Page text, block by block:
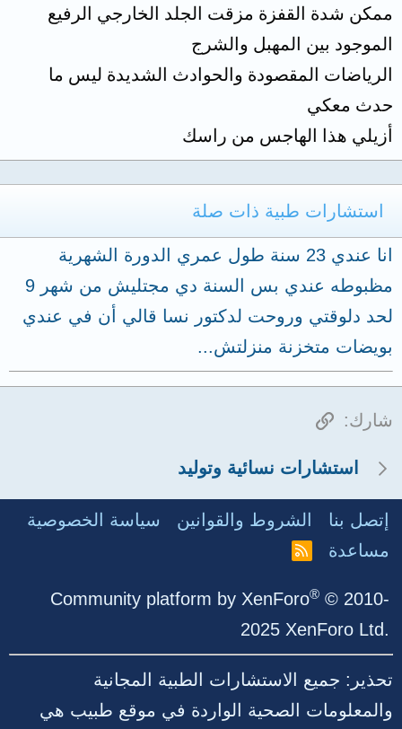
ممكن شدة القفزة مزقت الجلد الخارجي الرفيع
الموجود بين المهبل والشرج
الرياضات المقصودة والحوادث الشديدة ليس ما
حدث معكي
أزيلي هذا الهاجس من راسك
استشارات طبية ذات صلة
انا عندي 23 سنة طول عمري الدورة الشهرية
مظبوطه عندي بس السنة دي مجتليش من شهر 9
لحد دلوقتي وروحت لدكتور نسا قالي أن في عندي
بويضات متخزنة منزلتش...
شارك: الرابط
استشارات نسائية وتوليد
إتصل بنا الشروط والقوانين
سياسة الخصوصية
مساعدة
R
S
Community platform by XenForo® © 2010-
2025 XenForo Ltd.
تحذير: جميع الاستشارات الطبية المجانية
والمعلومات الصحية الواردة في موقع طبيب هي